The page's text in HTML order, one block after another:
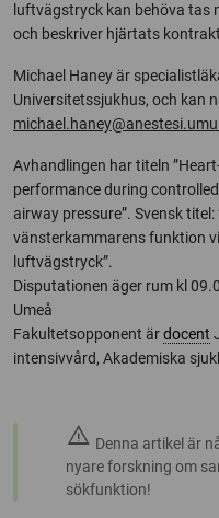
luftvägstryck kan behöva tas
och beskriver hjärtats
Michael Haney är
Universitetssjukhus, och kan
Avhandlingen har titeln
performance during
airway pressure”. Svensk
vänsterkammarens funktion
luftvägstryck”.
Disputationen äger rum kl
Umeå
Fakultetsopponent ärdocent
intensivvård, Akademiska
warning Denna artikel är
nyare forskning om
sökfunktion!